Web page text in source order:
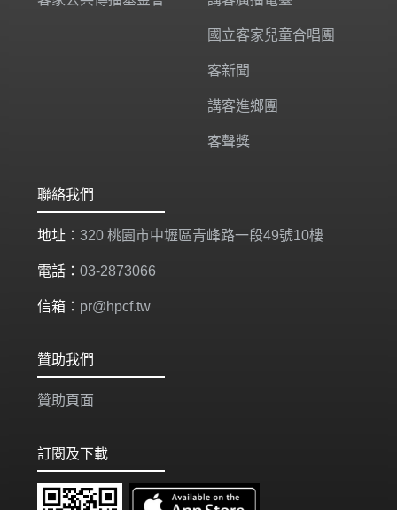
國立客家兒童合唱團
客新聞
講客進鄉團
客聲獎
聯絡我們
地址： 320 桃園市中壢區青峰路一段49號10樓
電話： 03-2873066
信箱： pr@hpcf.tw
贊助我們
贊助頁面
訂閱及下載